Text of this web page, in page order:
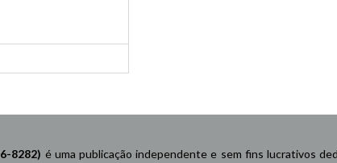
8282) é uma publicação independente e sem fins lucrativos